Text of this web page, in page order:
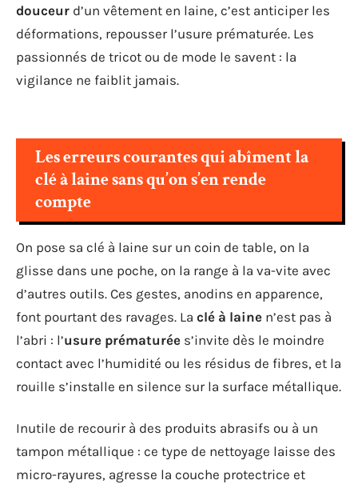
douceur d’un vêtement en laine, c’est anticiper les
déformations, repousser l’usure prématurée. Les
passionnés de tricot ou de mode le savent : la
vigilance ne faiblit jamais.
Les erreurs courantes qui abîment la
clé à laine sans qu’on s’en rende
compte
On pose sa clé à laine sur un coin de table, on la
glisse dans une poche, on la range à la va-vite avec
d’autres outils. Ces gestes, anodins en apparence,
font pourtant des ravages. La clé à laine n’est pas à
l’abri : l’usure prématurée s’invite dès le moindre
contact avec l’humidité ou les résidus de fibres, et la
rouille s’installe en silence sur la surface métallique.
Inutile de recourir à des produits abrasifs ou à un
tampon métallique : ce type de nettoyage laisse des
micro-rayures, agresse la couche protectrice et